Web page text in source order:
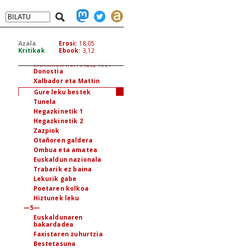
Azala
Kritikak
Erosi: 18,05
Ebook: 3,12
Territoriozaleak
Galdu zuenaren lantua
Euskarari buruz
Egizu kontu
Mattinen heriotza, 1981
Donostia
Xalbador eta Mattin
Gure leku bestek
Tunela
Hegazkinetik 1
Hegazkinetik 2
Zazpiok
Otañoren galdera
Ombua eta amatea
Euskaldun nazionala
Trabarik ez baina
Lekurik gabe
Poetaren kolkoa
Hiztunek leku
—5—
Euskaldunaren
bakardadea
Faxistaren zuhurtzia
Bestetasuna